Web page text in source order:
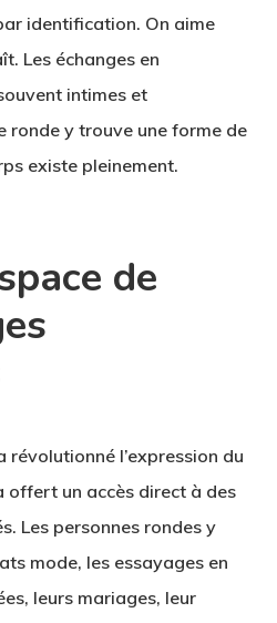
identification. On aime
Les échanges en
intimes et
ronde y trouve une forme de
existe pleinement.
de
l’expression du
offert un accès direct à des
Les personnes rondes y
mode, les essayages en
leurs mariages, leur